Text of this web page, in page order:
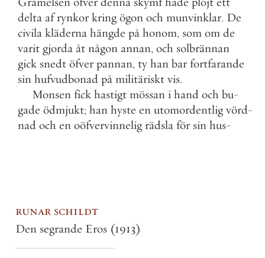
delta af rynkor kring ögon och munvinklar. De
civila kläderna hängde på honom, som om de
varit gjorda åt någon annan, och solbrännan
gick snedt öfver pannan, ty han bar fortfarande
sin hufvudbonad på militäriskt vis.
Monsen fick hastigt mössan i hand och bu-
gade ödmjukt; han hyste en utomordentlig vörd-
nad och en oöfvervinnelig rädsla för sin hus-
runar schildt
Den segrande Eros (1913)